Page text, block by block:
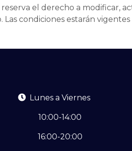
reserva el derecho a modificar,
Las condiciones estarán
Lunes a Viernes
10:00-14:00
16:00-20:00